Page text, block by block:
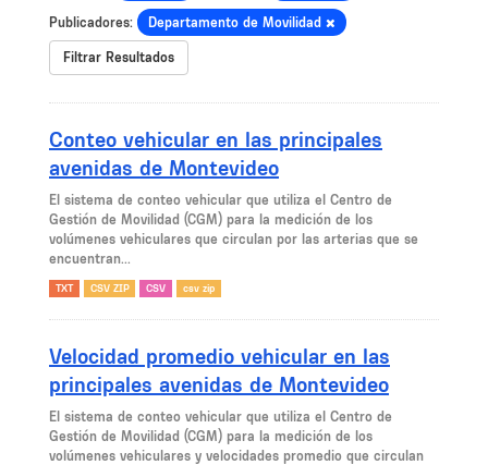
Publicadores: Departamento de Movilidad
Filtrar Resultados
Conteo vehicular en las principales
avenidas de Montevideo
El sistema de conteo vehicular que utiliza el Centro de
Gestión de Movilidad (CGM) para la medición de los
volúmenes vehiculares que circulan por las arterias que se
encuentran...
TXT CSV ZIP CSV csv zip
Velocidad promedio vehicular en las
principales avenidas de Montevideo
El sistema de conteo vehicular que utiliza el Centro de
Gestión de Movilidad (CGM) para la medición de los
volúmenes vehiculares y velocidades promedio que circulan